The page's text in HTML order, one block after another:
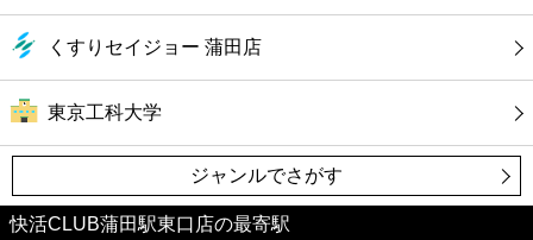
くすりセイジョー 蒲田店
東京工科大学
ジャンルでさがす
快活CLUB蒲田駅東口店の最寄駅